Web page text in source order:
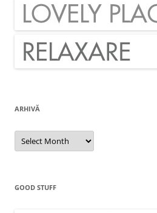
ARHIVĂ
Arhivă
GOOD STUFF